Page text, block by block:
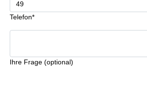
Telefon*
Ihre Frage (optional)